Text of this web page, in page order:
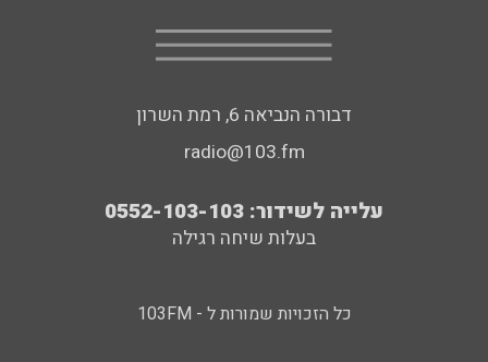
דבורה הנביאה 6, רמת השרון
radio@103.fm
עלייה לשידור: 0552-103-103
בעלות שיחה רגילה
כל הזכויות שמורות ל - 103FM